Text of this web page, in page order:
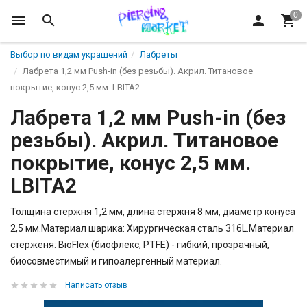
Выбор по видам украшений
Лабреты
Лабрета 1,2 мм Push-in (без резьбы). Акрил. Титановое
покрытие, конус 2,5 мм. LBITA2
Лабрета 1,2 мм Push-in (без
резьбы). Акрил. Титановое
покрытие, конус 2,5 мм.
LBITA2
Толщина стержня 1,2 мм, длина стержня 8 мм, диаметр конуса
2,5 мм.Материал шарика: Хирургическая сталь 316L.Материал
стерженя: BioFlex (биофлекс, PTFE) - гибкий, прозрачный,
биосовместимый и гипоалергенный материал.
Написать отзыв